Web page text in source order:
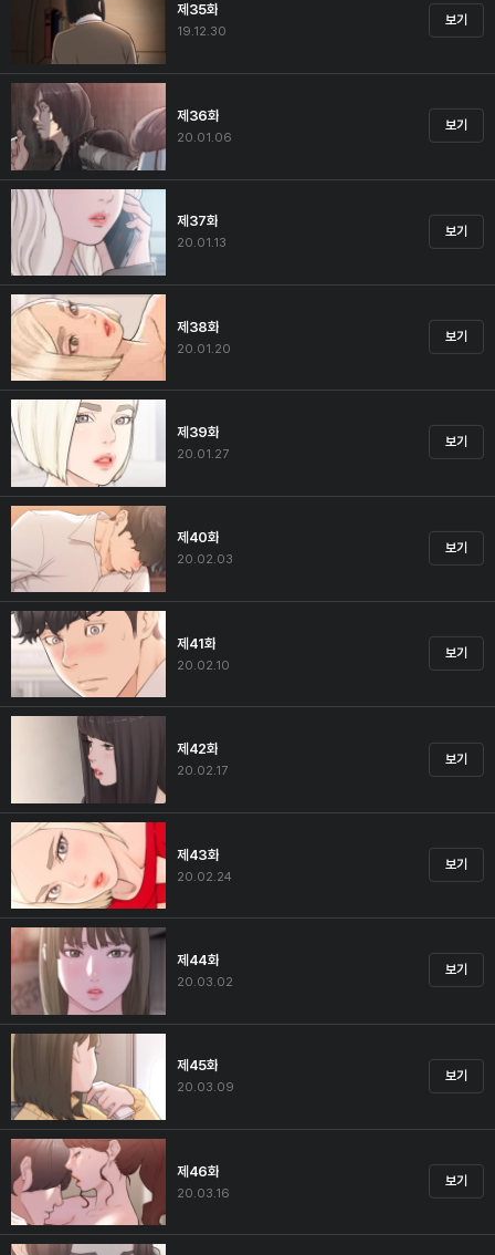
제35화
19.12.30
보기
제36화
20.01.06
보기
제37화
20.01.13
보기
제38화
20.01.20
보기
제39화
20.01.27
보기
제40화
20.02.03
보기
제41화
20.02.10
보기
제42화
20.02.17
보기
제43화
20.02.24
보기
제44화
20.03.02
보기
제45화
20.03.09
보기
제46화
20.03.16
보기